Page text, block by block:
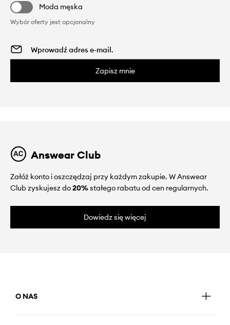
Moda męska
Wybór oferty jest opcjonalny
Zapisz mnie
Answear Club
Załóż konto i oszczędzaj przy każdym zakupie. W Answear
Club zyskujesz do20%stałego rabatu od cen regularnych.
Dowiedz się więcej
O NAS